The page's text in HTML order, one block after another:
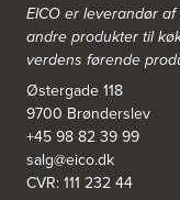
EICO er leverandør
andre produkter til
verdens førende
Østergade 118
9700 Brønderslev
+45 98 82 39 99
salg@eico.dk
CVR: 111 232 44